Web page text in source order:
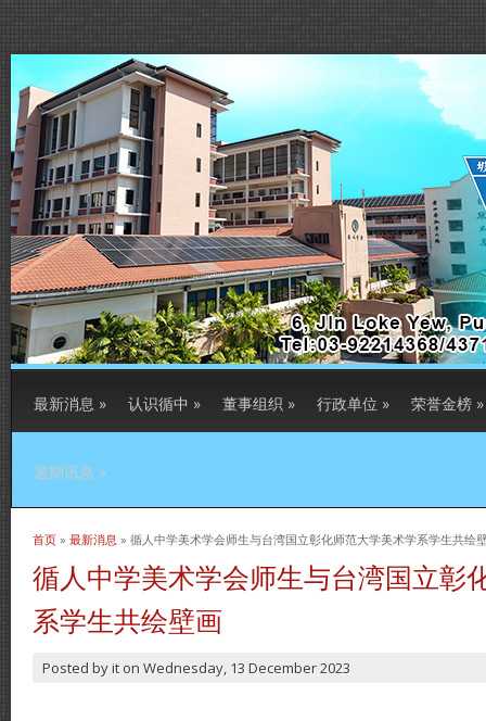
最新消息 » 认识循中 » 董事组织 » 行政单位 » 荣誉金榜 »
逾期讯息 »
当前位置
首页 » 最新消息 » 循人中学美术学会师生与台湾国立彰化师范大学美术学系学生共绘
循人中学美术学会师生与台湾国立彰
系学生共绘壁画
Posted byit on Wednesday, 13 December 2023